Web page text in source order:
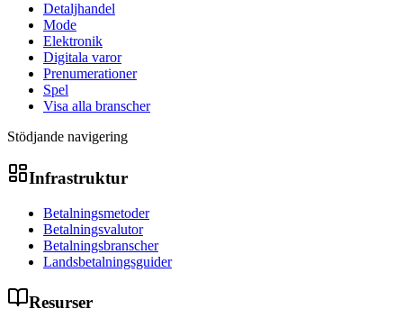
Detaljhandel
Mode
Elektronik
Digitala varor
Prenumerationer
Spel
Visa alla branscher
Stödjande navigering
Infrastruktur
Betalningsmetoder
Betalningsvalutor
Betalningsbranscher
Landsbetalningsguider
Resurser